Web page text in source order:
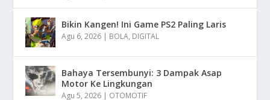
Bikin Kangen! Ini Game PS2 Paling Laris
Agu 6, 2026 | BOLA, DIGITAL
Bahaya Tersembunyi: 3 Dampak Asap
Motor Ke Lingkungan
Agu 5, 2026 | OTOMOTIF